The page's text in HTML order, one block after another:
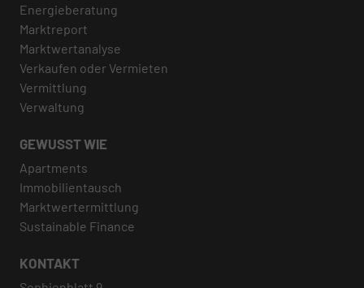
Energieberatung
Marktreport
Marktwertanalyse
Verkaufen oder Vermieten
Vermittlung
Verwaltung
GEWUSST WIE
Apartments
Immobilientausch
Marktwertermittlung
Sustainable Finance
KONTAKT